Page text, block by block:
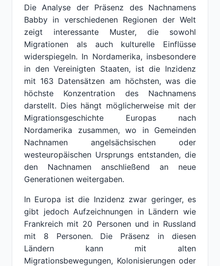
Die Analyse der Präsenz des Nachnamens
Babby in verschiedenen Regionen der Welt
zeigt interessante Muster, die sowohl
Migrationen als auch kulturelle Einflüsse
widerspiegeln. In Nordamerika, insbesondere
in den Vereinigten Staaten, ist die Inzidenz
mit 163 Datensätzen am höchsten, was die
höchste Konzentration des Nachnamens
darstellt. Dies hängt möglicherweise mit der
Migrationsgeschichte Europas nach
Nordamerika zusammen, wo in Gemeinden
Nachnamen angelsächsischen oder
westeuropäischen Ursprungs entstanden, die
den Nachnamen anschließend an neue
Generationen weitergaben.
In Europa ist die Inzidenz zwar geringer, es
gibt jedoch Aufzeichnungen in Ländern wie
Frankreich mit 20 Personen und in Russland
mit 8 Personen. Die Präsenz in diesen
Ländern kann mit alten
Migrationsbewegungen, Kolonisierungen oder